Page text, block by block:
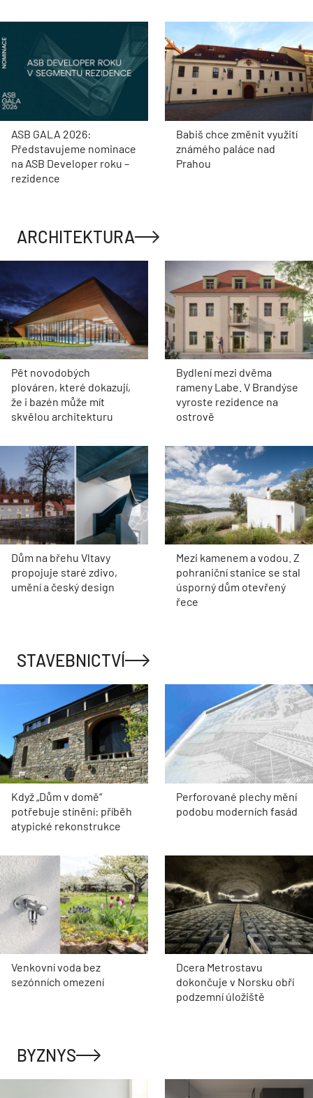
ASB GALA 2026:
Představujeme nominace
na ASB Developer roku –
rezidence
Babiš chce změnit využití
známého paláce nad
Prahou
ARCHITEKTURA
Pět novodobých
plováren, které dokazují,
že i bazén může mít
skvělou architekturu
Bydlení mezi dvěma
rameny Labe. V Brandýse
vyroste rezidence na
ostrově
Dům na břehu Vltavy
propojuje staré zdivo,
umění a český design
Mezi kamenem a vodou. Z
pohraniční stanice se stal
úsporný dům otevřený
řece
STAVEBNICTVÍ
Když „Dům v domě“
potřebuje stínění: příběh
atypické rekonstrukce
Perforované plechy mění
podobu moderních fasád
Venkovní voda bez
sezónních omezení
Dcera Metrostavu
dokončuje v Norsku obří
podzemní úložiště
BYZNYS